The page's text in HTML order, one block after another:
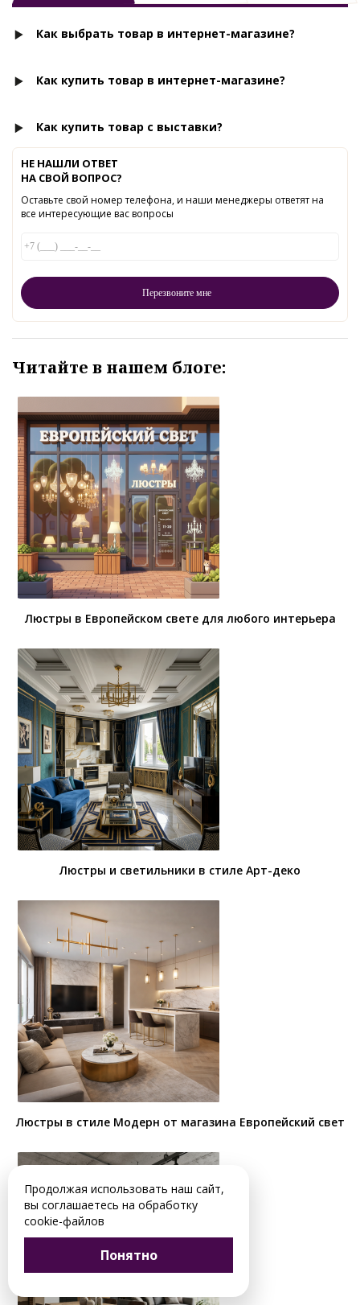
Как выбрать товар в интернет-магазине?
Как купить товар в интернет-магазине?
Как купить товар с выставки?
НЕ НАШЛИ ОТВЕТ
НА СВОЙ ВОПРОС?
Оставьте свой номер телефона, и наши менеджеры ответят на
все интересующие вас вопросы
Читайте в нашем блоге:
Люстры в Европейском свете для любого интерьера
Люстры и светильники в стиле Арт-деко
Люстры в стиле Модерн от магазина Европейский свет
Продолжая использовать наш сайт,
вы соглашаетесь на обработку
cookie-файлов
Понятно